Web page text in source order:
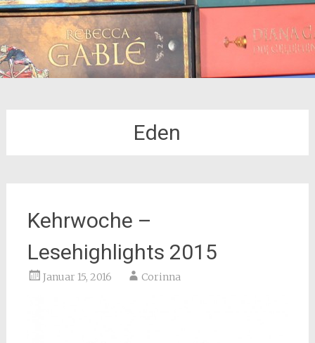
Eden
Kehrwoche –
Lesehighlights 2015
Januar 15, 2016 Corinna